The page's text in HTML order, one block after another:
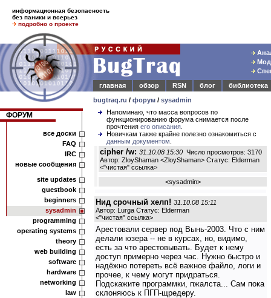
информационная безопасность
без паники и всерьез
подробно о проекте
главная
обзор RSN блог
библиотека
bugtraq.ru / форум / sysadmin
ФОРУМ
все доски
FAQ
IRC
новые сообщения
site updates
guestbook
beginners
sysadmin
programming
operating systems
theory
web building
software
hardware
networking
law
Напоминаю, что масса вопросов по
функционированию форума снимается после
прочтения его описания
Новичкам также крайне полезно ознакомиться с
данным документом
cipher /w: 31.10.08 15:30 Число просмотров: 3170
Автор: ZloyShaman <ZloyShaman> Статус: Elderman
<"чистая" ссылка>
<sysadmin>
Нид срочный хелп! 31.10.08 15:11
Автор: Lurga Статус: Elderman
<"чистая" ссылка>
Арестовали сервер под Вынь-2003. Что с ним
делали юзера -- не в курсах, но, видимо,
есть за что арестовывать. Будет к нему
доступ примерно через час. Нужно быстро и
надёжно потереть всё важное файло, логи и
прочее, к чему могут придраться.
Подскажите программки, пжалста... Сам пока
склоняюсь к ПГП-щредеру.